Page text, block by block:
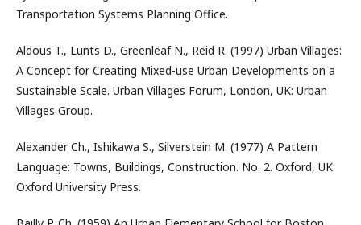
Transportation Systems Planning Office.
Aldous T., Lunts D., Greenleaf N., Reid R. (1997) Urban Villages:
A Concept for Creating Mixed-use Urban Developments on a
Sustainable Scale. Urban Villages Forum, London, UK: Urban
Villages Group.
Alexander Ch., Ishikawa S., Silverstein M. (1977) A Pattern
Language: Towns, Buildings, Construction. No. 2. Oxford, UK:
Oxford University Press.